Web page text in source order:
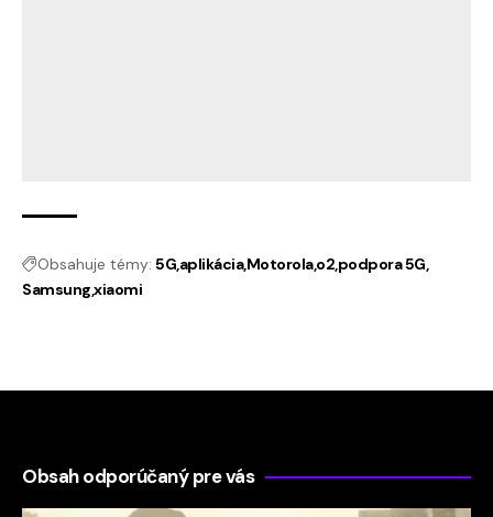
Obsahuje témy: 5GaplikáciaMotorolao2podpora 5G
Samsungxiaomi
Obsah odporúčaný pre vás